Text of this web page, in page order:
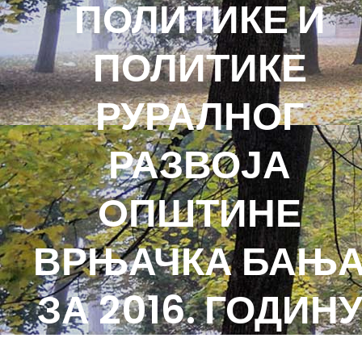
ПОЛИТИКЕ И
ПОЛИТИКЕ
РУРАЛНОГ
РАЗВОЈА
OПШТИНЕ
ВРЊАЧКА
ЗА 2016. ГОДИНУ